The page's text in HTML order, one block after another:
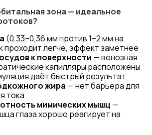
зона — идеальное
(0,33–0,36 мм против 1–2 мм на
проходит легче, эффект заметнее
к поверхности — венозная
капилляры расположены
даёт быстрый результат
жира — нет барьера для
тока
мимических мышц —
глаза хорошо реагирует на